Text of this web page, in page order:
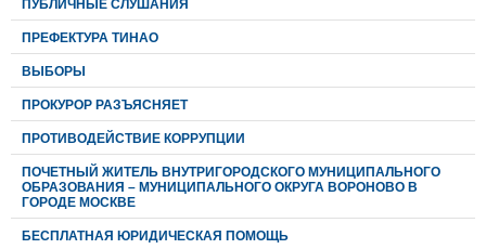
ПУБЛИЧНЫЕ СЛУШАНИЯ
ПРЕФЕКТУРА ТИНАО
ВЫБОРЫ
ПРОКУРОР РАЗЪЯСНЯЕТ
ПРОТИВОДЕЙСТВИЕ КОРРУПЦИИ
ПОЧЕТНЫЙ ЖИТЕЛЬ ВНУТРИГОРОДСКОГО МУНИЦИПАЛЬНОГО
ОБРАЗОВАНИЯ – МУНИЦИПАЛЬНОГО ОКРУГА ВОРОНОВО В
ГОРОДЕ МОСКВЕ
БЕСПЛАТНАЯ ЮРИДИЧЕСКАЯ ПОМОЩЬ